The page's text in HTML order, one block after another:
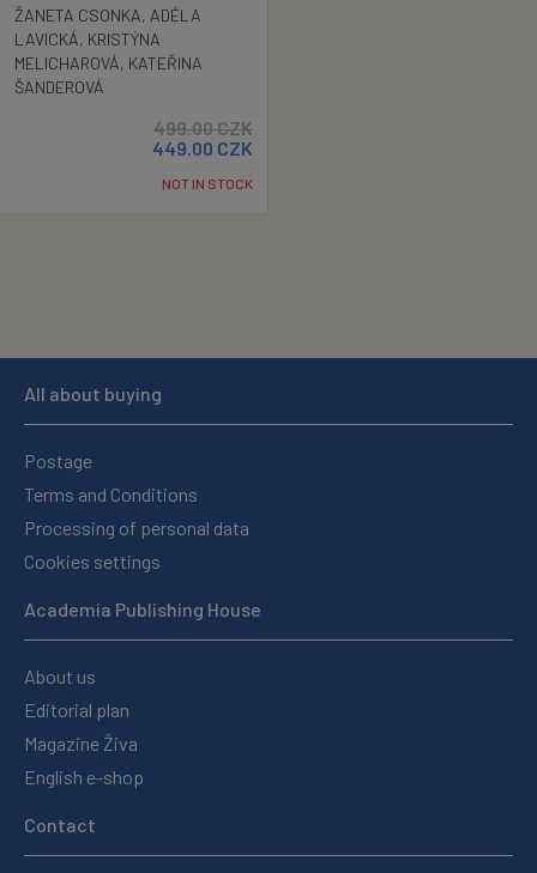
ŽANETA CSONKA, ADÉLA
LAVICKÁ, KRISTÝNA
MELICHAROVÁ, KATEŘINA
ŠANDEROVÁ
499.00CZK
449.00 CZK
NOT IN STOCK
All about buying
Postage
Terms and Conditions
Processing of personal data
Cookies settings
Academia Publishing House
About us
Editorial plan
Magazine Živa
English e-shop
Contact